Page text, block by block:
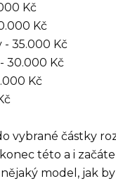
Kč
Kč
- 35.000 Kč
30.000 Kč
Kč
vybrané částky
této a i
model, jak